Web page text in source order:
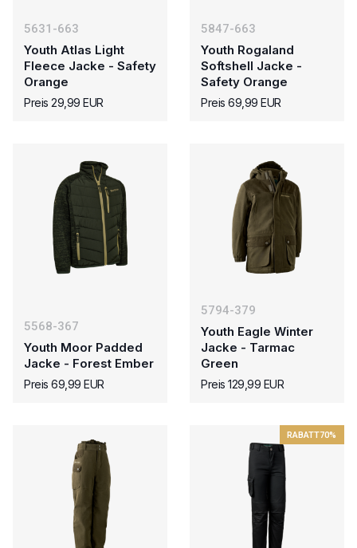
5631-663
Youth Atlas Light
Fleece Jacke - Safety
Orange
Preis 29,99 EUR
5847-663
Youth Rogaland
Softshell Jacke -
Safety Orange
Preis 69,99 EUR
5568-367
Youth Moor Padded
Jacke - Forest Ember
Preis 69,99 EUR
5794-379
Youth Eagle Winter
Jacke - Tarmac
Green
Preis 129,99 EUR
RABATT70%